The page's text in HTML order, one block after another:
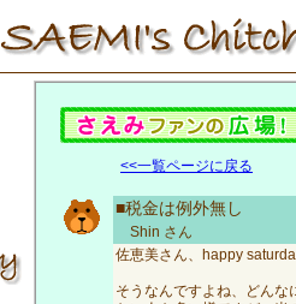
<<一覧ページに戻る
■税金は例外無し
Shin さん
佐恵美さん、happy
そうなんですよね、どん